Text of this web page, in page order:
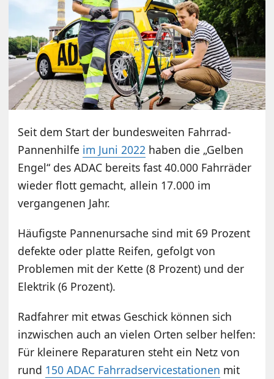
Seit dem Start der bundesweiten Fahrrad-
Pannenhilfe im Juni 2022 haben die „Gelben
Engel“ des ADAC bereits fast 40.000 Fahrräder
wieder flott gemacht, allein 17.000 im
vergangenen Jahr.
Häufigste Pannenursache sind mit 69 Prozent
defekte oder platte Reifen, gefolgt von
Problemen mit der Kette (8 Prozent) und der
Elektrik (6 Prozent).
Radfahrer mit etwas Geschick können sich
inzwischen auch an vielen Orten selber helfen:
Für kleinere Reparaturen steht ein Netz von
rund 150 ADAC Fahrradservicestationen mit